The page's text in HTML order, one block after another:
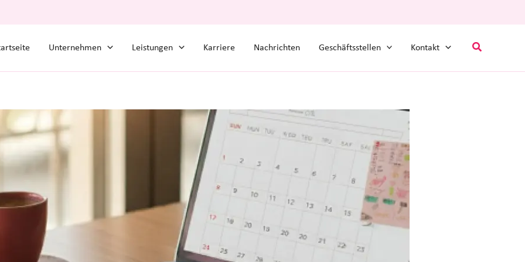
Unternehmen Leistungen Karriere Nachrichten Geschäftsstellen Kontakt Suchen